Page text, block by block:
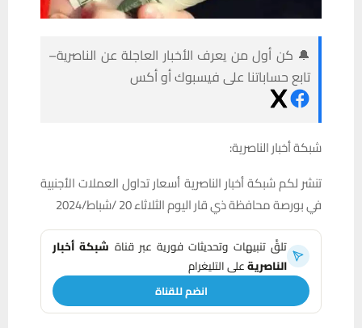
🔔 كن أول من يعرف الأخبار العاجلة عن الناصرية–
تابع حساباتنا على فيسبوك أو أكس
شبكة أخبار الناصرية:
تنشر لكم شبكة أخبار الناصرية أسعار تداول العملات الأجنبية
في بورصة محافظة ذي قار اليوم الثلاثاء 20 /شباط/2024
تلقَّ تنبيهات وتحديثات فورية عبر قناة شبكة أخبار
الناصريةعلى التليغرام
انضم للقناة